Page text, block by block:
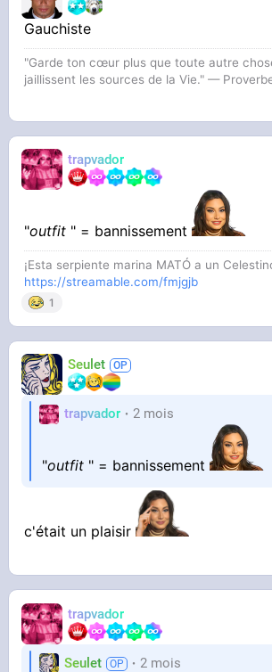
Gauchiste
"Garde ton cœur plus que toute autre
jaillissent les sources de la Vie." —
trapvador
"outfit " = bannissement
¡Esta serpiente marina MATÓ a un
https://streamable.com/fmjgjb
1
Seulet
trapvador 2 mois
"outfit " = bannissement
c'était un plaisir
trapvador
Seulet 2 mois